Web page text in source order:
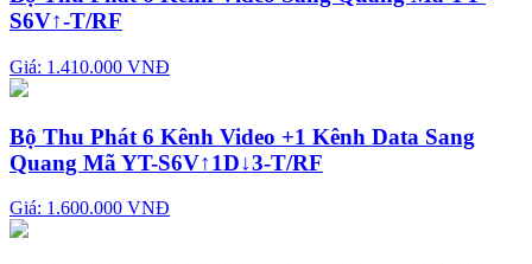
S6V↑-T/RF
Giá: 1.410.000 VNĐ
Bộ Thu Phát 6 Kênh Video +1 Kênh Data Sang
Quang Mã YT-S6V↑1D↓3-T/RF
Giá: 1.600.000 VNĐ